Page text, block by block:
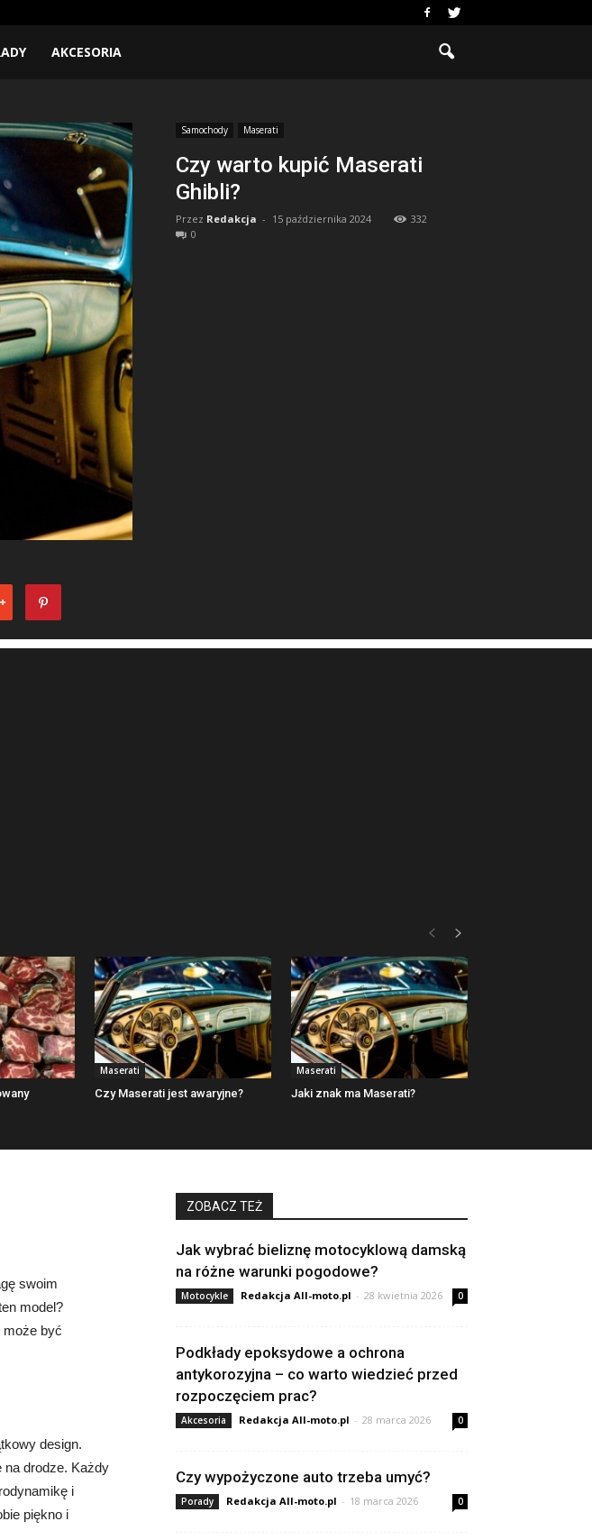
AKCESORIA
Samochody Maserati
Czy warto kupić Maserati
Ghibli?
Przez Redakcja - 15 października 2024
332
0
Maserati
Czy Maserati jest awaryjne?
Maserati
Jaki znak ma Maserati?
swoim
model?
może być
design.
na drodze. Każdy
i
piękno i
ZOBACZ TEŻ
Jak wybrać bieliznę motocyklową damską
na różne warunki pogodowe?
Motocykle Redakcja All-moto.pl - 28 kwietnia 2026 0
Podkłady epoksydowe a ochrona
antykorozyjna – co warto wiedzieć przed
rozpoczęciem prac?
Akcesoria Redakcja All-moto.pl - 28 marca 2026 0
Czy wypożyczone auto trzeba umyć?
Porady Redakcja All-moto.pl - 18 marca 2026 0